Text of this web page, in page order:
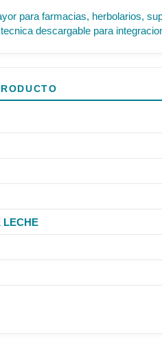
para farmacias, herbolarios,
descargable para
LECHE